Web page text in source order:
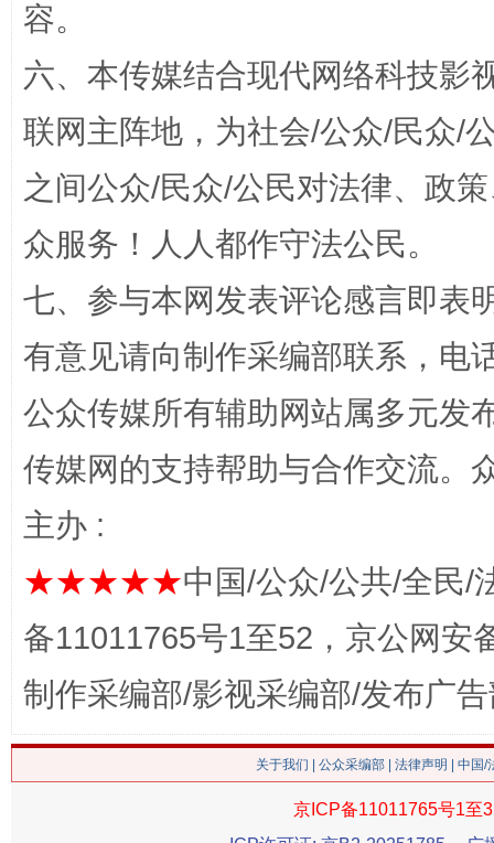
网上购药对药下症？
容。
六、本传媒结合现代网络科技影
联网主阵地，为社会/公众/民众/
之间公众/民众/公民对法律、政
众服务！人人都作守法公民。
七、参与本网发表评论感言即表
有意见请向制作采编部联系，电
公众传媒所有辅助网站属多元发
传媒网的支持帮助与合作交流。
主办 :
★★★★★中国/公众/公共/全民/
备11011765号1至52，京公网安
制作采编部/影视采编部/发布广
关于我们 公众采编部 法律声明 | 中国
京ICP备11011765号1至